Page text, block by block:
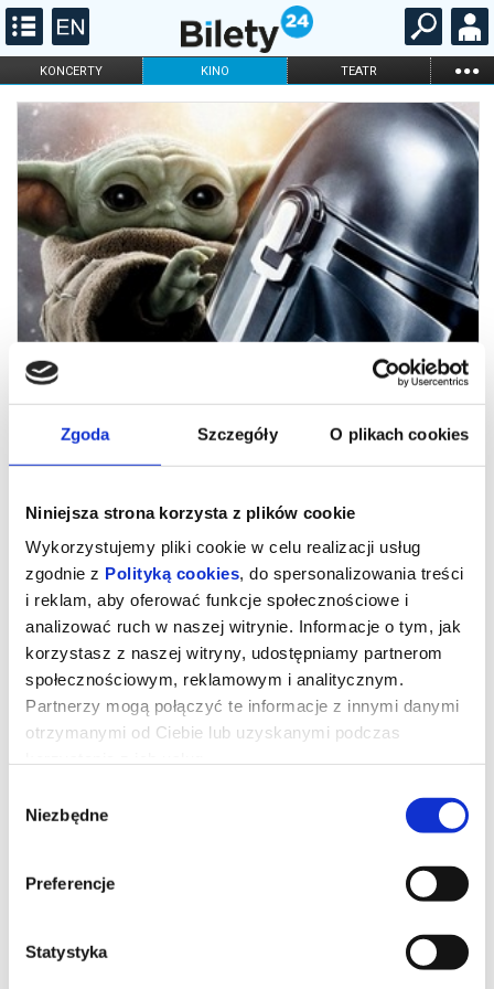
Zgoda Szczegóły O plikach cookies
Niniejsza strona korzysta z plików cookie
Wykorzystujemy pliki cookie w celu realizacji usług
zgodnie z Polityką cookies, do spersonalizowania treści
i reklam, aby oferować funkcje społecznościowe i
analizować ruch w naszej witrynie. Informacje o tym, jak
korzystasz z naszej witryny, udostępniamy partnerom
społecznościowym, reklamowym i analitycznym.
Partnerzy mogą połączyć te informacje z innymi danymi
otrzymanymi od Ciebie lub uzyskanymi podczas
zgody
Niezbędne
Preferencje
Statystyka
KONCERTY KINO TEATR ...
FILHARMONIA OPERA I BALET
STAND-UP
DLA DZIECI
Mandalorian i Grogu / 2D DUB
Złowrogie Imperium upadło, a imperialni watażkowie wciąż są
rozproszeni po całej galaktyce. Nowo powstała Nowa Republika,
o pomoc do legendarnego mandaloriańskiego łowcy nagród, Dina
Djarina, i jego młodego ucznia, Grogu.